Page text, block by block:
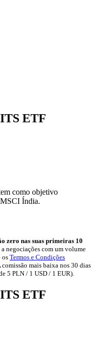
ETF
como objetivo
Índia.
zero nas suas primeiras 10
a negociações com um volume
os Termos e Condições
mais baixa nos 30 dias
5 PLN / 1 USD / 1 EUR).
ETF